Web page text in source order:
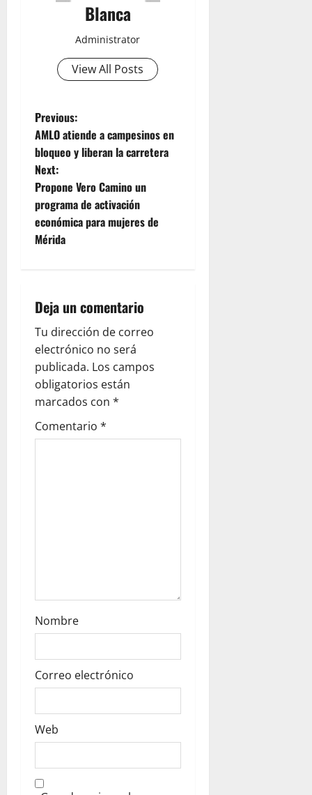
Blanca
Administrator
View All Posts
P
o
s
t
n
v
i
g
a
t
i
Previous:
AMLO atiende a campesinos en
bloqueo y liberan la carretera
Next:
Propone Vero Camino un
programa de activación
económica para mujeres de
Mérida
Deja un comentario
Tu dirección de correo
electrónico no será
publicada. Los campos
obligatorios están
marcados con *
Comentario *
Nombre
Correo electrónico
Web